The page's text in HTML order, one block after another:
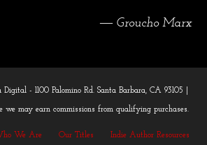
― Groucho Marx
- 1100 Palomino Rd. Santa Barbara, CA 93105 |
may earn commissions from qualifying purchases.
We Are Our Titles Indie Author Resources